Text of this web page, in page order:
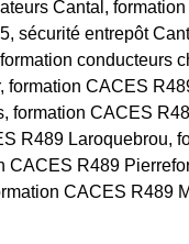
Cantal,
sécurité entrepôt
conducteurs
CACES
formation CACES
R489 Laroquebrou,
CACES R489
CACES R489